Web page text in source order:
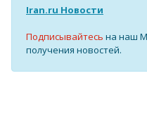
Iran.ru Новости
Подписывайтесь на наш
получения новостей.